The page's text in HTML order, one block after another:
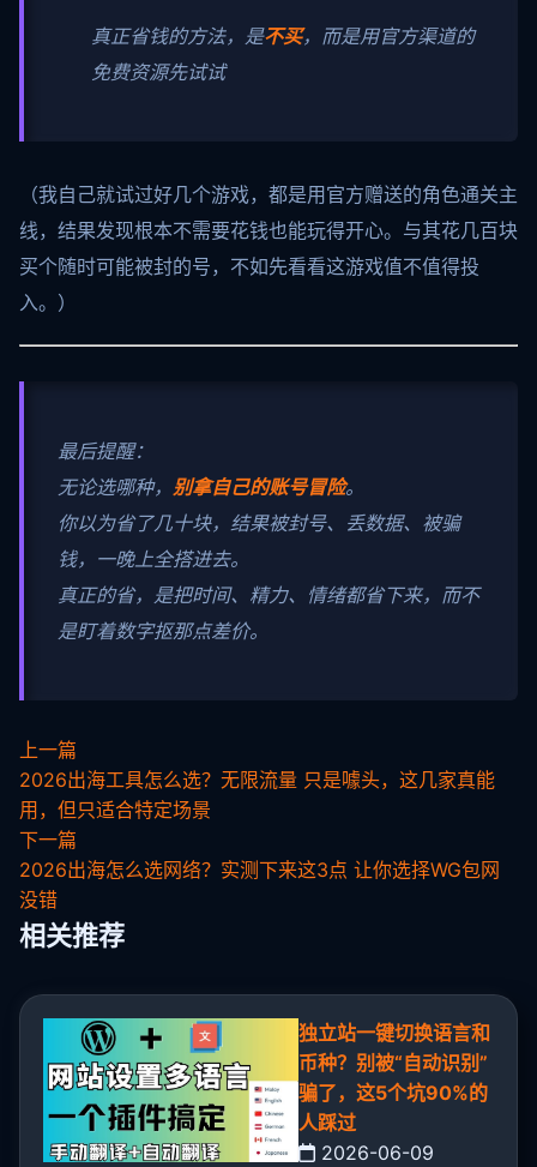
真正省钱的方法，是不买，而是用官方渠道的
免费资源先试试
（我自己就试过好几个游戏，都是用官方赠送的角色通关主
线，结果发现根本不需要花钱也能玩得开心。与其花几百块
买个随时可能被封的号，不如先看看这游戏值不值得投
入。）
最后提醒：
无论选哪种， 别拿自己的账号冒险。
你以为省了几十块，结果被封号、丢数据、被骗
钱，一晚上全搭进去。
真正的省，是把时间、精力、情绪都省下来，而不
是盯着数字抠那点差价。
上一篇
2026出海工具怎么选？无限流量 只是噱头，这几家真能
用，但只适合特定场景
下一篇
2026出海怎么选网络？实测下来这3点 让你选择WG包网
没错
相关推荐
独立站一键切换语言和
币种？别被“自动识别”
骗了，这5个坑90%的
人踩过
2026-06-09